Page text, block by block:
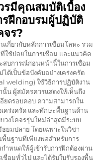
รมีคุณสมบัติเบื้อง
รฝึกอบรมผู้ปฏิบัติ
จร?
เกี่ยวกับหลักการเชื่อมโลหะ รวม
ใช้บ่อยในการเชื่อม และแนวคิด
สบการณ์ก่อนหน้านี้ในการเชื่อม
ด้เป็นข้อบังคับอย่างเคร่งครัด
welding) ใช้วิธีการปฏิบัติงาน
น ผู้สมัครควรแสดงให้เห็นถึง
ยดรอบคอบ ความสามารถใน
คร่งครัด และทักษะพื้นฐานด้าน
วงโคจรรุ่นใหม่ล่าสุดมีระบบ
ยมปลาย โดยเฉพาะในวิชา
นฐานที่เพียงพอสำหรับการ
ำหนดให้ผู้เข้ารับการฝึกต้องผ่าน
อมทั่วไป และได้รับใบรับรองพื้น